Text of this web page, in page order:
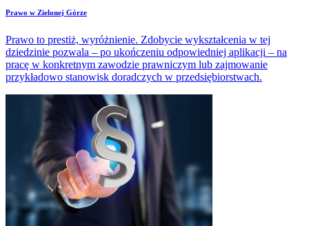
Prawo w Zielonej Górze
Prawo to prestiż, wyróżnienie. Zdobycie wykształcenia w tej
dziedzinie pozwala – po ukończeniu odpowiedniej aplikacji – na
pracę w konkretnym zawodzie prawniczym lub zajmowanie
przykładowo stanowisk doradczych w przedsiębiorstwach.